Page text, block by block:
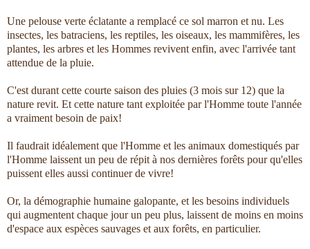
Une pelouse verte éclatante a remplacé ce sol marron et nu. Les
insectes, les batraciens, les reptiles, les oiseaux, les mammifères, les
plantes, les arbres et les Hommes revivent enfin, avec l'arrivée tant
attendue de la pluie.
C'est durant cette courte saison des pluies (3 mois sur 12) que la
nature revit. Et cette nature tant exploitée par l'Homme toute l'année
a vraiment besoin de paix!
Il faudrait idéalement que l'Homme et les animaux domestiqués par
l'Homme laissent un peu de répit à nos dernières forêts pour qu'elles
puissent elles aussi continuer de vivre!
Or, la démographie humaine galopante, et les besoins individuels
qui augmentent chaque jour un peu plus, laissent de moins en moins
d'espace aux espèces sauvages et aux forêts, en particulier.